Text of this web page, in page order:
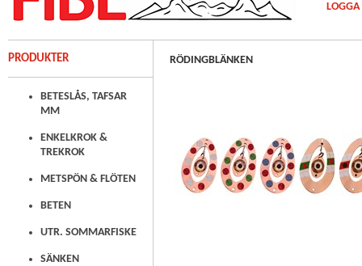
PRODUKTER
BETESLÅS, TAFSAR
MM
ENKELKROK &
TREKROK
METSPÖN & FLÖTEN
BETEN
UTR. SOMMARFISKE
SÄNKEN
RÖDINGBLÄNKEN